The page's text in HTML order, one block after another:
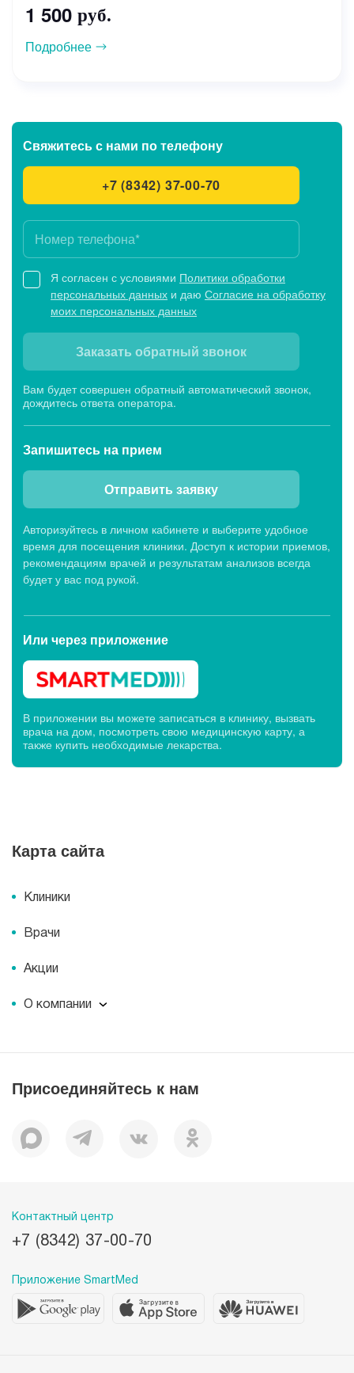
1 500 руб.
Подробнее
Свяжитесь с нами по телефону
+7 (8342) 37-00-70
Я согласен с условиями Политики обработки
персональных данных и даю Согласие на обработку
моих персональных данных
Заказать обратный звонок
Вам будет совершен обратный автоматический звонок,
дождитесь ответа оператора.
Запишитесь на прием
Отправить заявку
Авторизуйтесь в личном кабинете и выберите удобное
время для посещения клиники. Доступ к истории приемов,
рекомендациям врачей и результатам анализов всегда
будет у вас под рукой.
Или через приложение
В приложении вы можете записаться в клинику, вызвать
врача на дом, посмотреть свою медицинскую карту, а
также купить необходимые лекарства.
Карта сайта
Клиники
Врачи
Акции
О компании
Миссия
Корпоративная социальная ответственность
Вакансии
Присоединяйтесь к нам
Контактный центр
+7 (8342) 37-00-70
Приложение SmartMed